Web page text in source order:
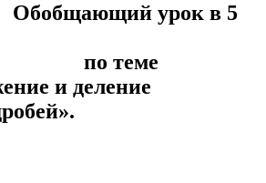
Обобщающий урок в 5
и деление